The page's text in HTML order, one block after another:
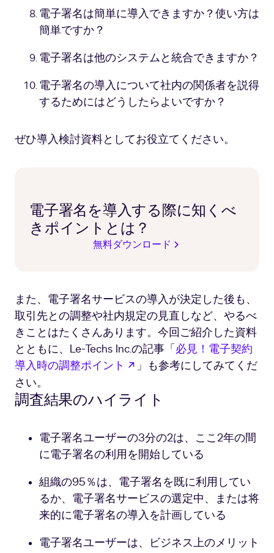
電子署名は簡単に導入できますか？使い方は
簡単ですか？
電子署名は他のシステムと統合できますか？
電子署名の導入について社内の関係者を説得
するためにはどうしたらよいですか？
ぜひ導入検討資料としてお役立てください。
電子署名を導入する際に知くべ
きポイントとは？
無料ダウンロード
また、電子署名サービスの導入が決定した後も、
取引先との調整や社内規定の見直しなど、やるべ
きことはたくさんあります。今回ご紹介した資料
とともに、Le-Techs Inc.の記事「必見！電子契約
導入時の調整ポイント
新しいタブで開く
」も参考にしてみてくだ
さい。
調査結果のハイライト
電子署名ユーザーの3分の2は、ここ2年の間
に電子署名の利用を開始している
組織の95％は、電子署名を既に利用してい
るか、電子署名サービスの選定中、または将
来的に電子署名の導入を計画している
電子署名ユーザーは、ビジネス上のメリット